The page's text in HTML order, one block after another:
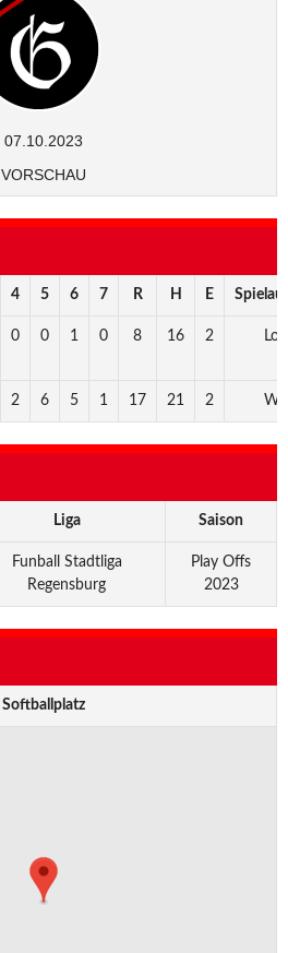
07.10.2023
VORSCHAU
4 5 6 7 R H E
0 0 1 0 8 16 2
2 6 5 1 17 21 2
Liga Saison
Funball Stadtliga
Regensburg
Play Offs
2023
Softballplatz